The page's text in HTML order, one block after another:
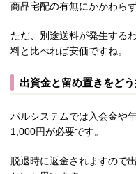
商品宅配の有無にかかわら
ただ、別途送料が発生する
料と比べれば安価ですね。
出資金と留め置きをどう
パルシステムでは入会金や
1,000円が必要です。
脱退時に返金されますので